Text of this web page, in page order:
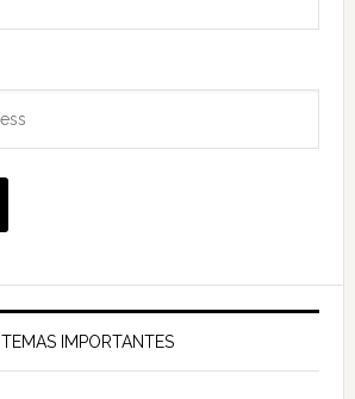
TEMAS IMPORTANTES